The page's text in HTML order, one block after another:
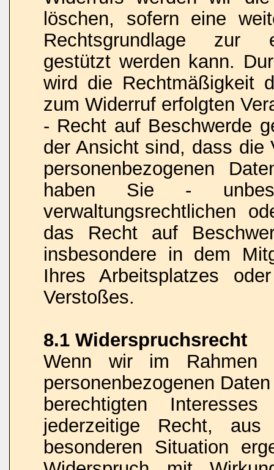
löschen, sofern eine
Rechtsgrundlage zur
gestützt werden kann.
wird die Rechtmäßigkeit
zum Widerruf erfolgten
- Recht auf Beschwerde
der Ansicht sind, dass die
personenbezogenen
haben Sie -
verwaltungsrechtlichen
das Recht auf
insbesondere in dem
Ihres Arbeitsplatzes
Verstoßes.
8.1 Widerspruchsrecht
Wenn wir im Rahmen
personenbezogenen
berechtigten
jederzeitige Recht,
besonderen Situation